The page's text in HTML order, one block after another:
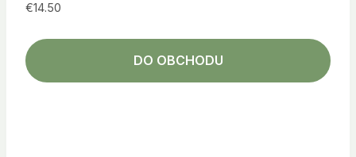
€14.50
DO OBCHODU